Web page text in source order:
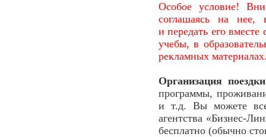
Особое условие!
соглашаясь на нее,
и передать его
учебы, в
рекламных
Организация
программы,
и т.д. Вы можете все
агентства «Бизнес-
бесплатно (обычно